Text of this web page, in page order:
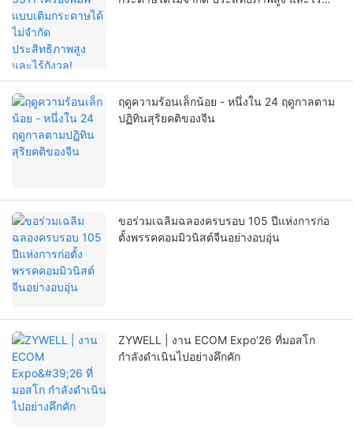
ฤดูความร้อนเล็กน้อย - หนึ่งใน 24 ฤดูกาลตาม
ปฏิทินสุริยคติของจีน
ขอร่วมเฉลิมฉลองครบรอบ 105 ปีแห่งการก่อ
ตั้งพรรคคอมมิวนิสต์จีนอย่างอบอุ่น
ZYWELL | งาน ECOM Expo'26 ที่มอสโก
กำลังดำเนินไปอย่างคึกคัก